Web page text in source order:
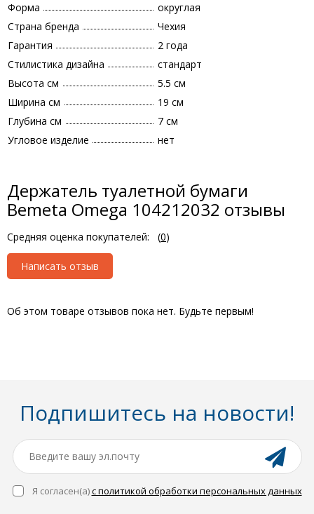
Форма
округлая
Страна бренда
Чехия
Гарантия
2 года
Стилистика дизайна
стандарт
Высота см
5.5 см
Ширина см
19 см
Глубина см
7 см
Угловое изделие
нет
Держатель туалетной бумаги
Bemeta Omega 104212032 отзывы
Средняя оценка покупателей: (0)
Написать отзыв
Об этом товаре отзывов пока нет. Будьте первым!
Подпишитесь на новости!
Я согласен(a)с политикой обработки персональных данных